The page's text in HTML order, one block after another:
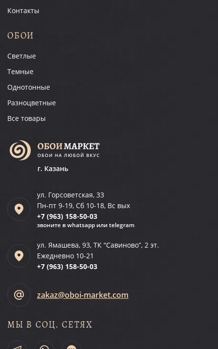
Контакты
ОБОИ
Светлые
Темные
Однотонные
Разноцветные
Все товары
г. Казань
ул. Горсоветская, 33
Пн-пт 9-19, Сб 10-18, Вс вых
+7 (963) 158-50-03
звоните в whatsapp или telegram
ул. Ямашева, 93, ТК “Савиново”, 2 эт.
Ежедневно 10-21
+7 (963) 158-50-03
zakaz@oboi-market.com
МЫ В СОЦ. СЕТЯХ